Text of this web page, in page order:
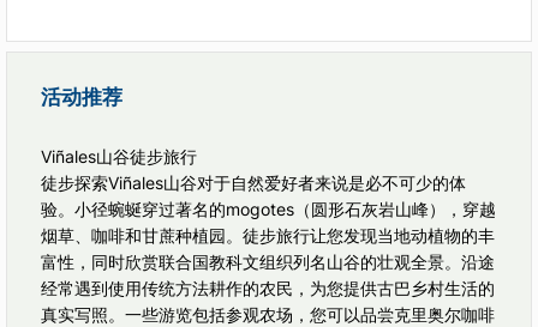
活动推荐
Viñales山谷徒步旅行
徒步探索Viñales山谷对于自然爱好者来说是必不可少的体
验。小径蜿蜒穿过著名的mogotes（圆形石灰岩山峰），穿越
烟草、咖啡和甘蔗种植园。徒步旅行让您发现当地动植物的丰
富性，同时欣赏联合国教科文组织列名山谷的壮观全景。沿途
经常遇到使用传统方法耕作的农民，为您提供古巴乡村生活的
真实写照。一些游览包括参观农场，您可以品尝克里奥尔咖啡